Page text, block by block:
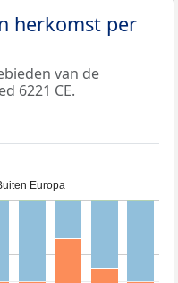
herkomst per
van de
6221 CE.
Europa